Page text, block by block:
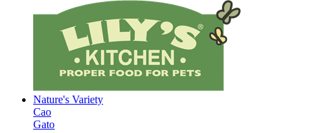
Nature's Variety
Cao
Gato